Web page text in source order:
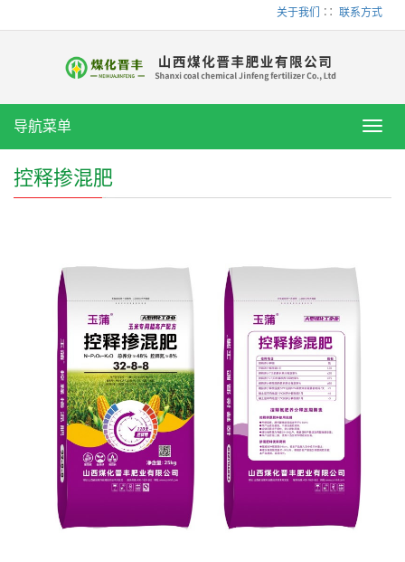
关于我们 ∷ 联系方式
导航菜单
控释掺混肥